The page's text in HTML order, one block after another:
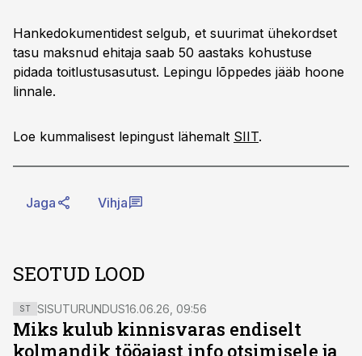
Hankedokumentidest selgub, et suurimat ühekordset
tasu maksnud ehitaja saab 50 aastaks kohustuse
pidada toitlustusasutust. Lepingu lõppedes jääb hoone
linnale.
Loe kummalisest lepingust lähemalt SIIT.
Jaga Vihja
SEOTUD LOOD
ST SISUTURUNDUS16.06.26, 09:56
Miks kulub kinnisvaras endiselt
kolmandik tööajast info otsimisele ja